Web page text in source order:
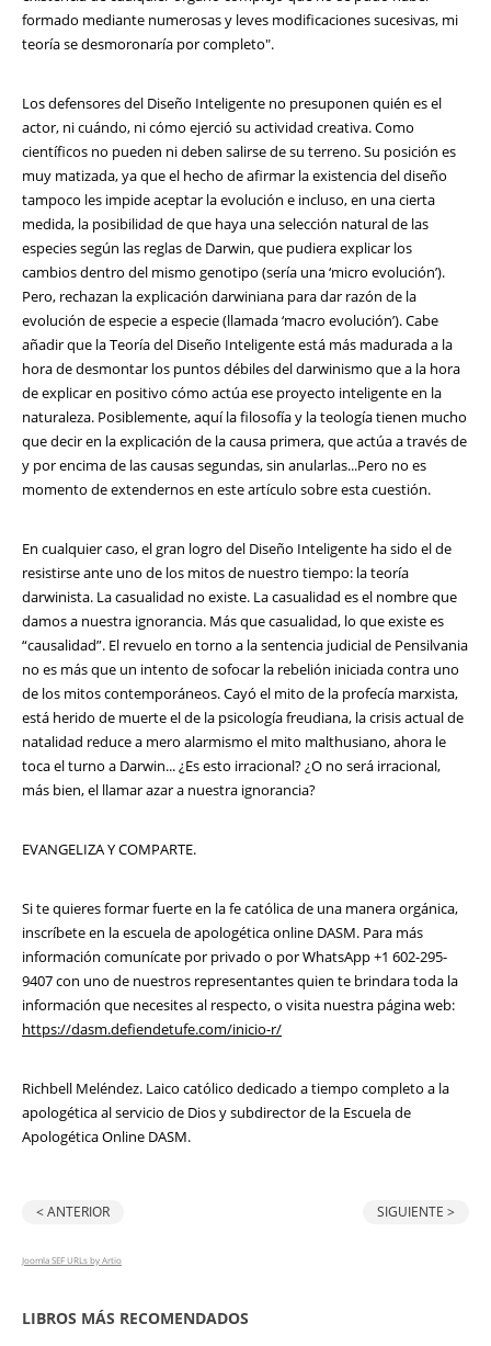
formado mediante numerosas y leves modificaciones sucesivas, mi
teoría se desmoronaría por completo".
Los defensores del Diseño Inteligente no presuponen quién es el
actor, ni cuándo, ni cómo ejerció su actividad creativa. Como
científicos no pueden ni deben salirse de su terreno. Su posición es
muy matizada, ya que el hecho de afirmar la existencia del diseño
tampoco les impide aceptar la evolución e incluso, en una cierta
medida, la posibilidad de que haya una selección natural de las
especies según las reglas de Darwin, que pudiera explicar los
cambios dentro del mismo genotipo (sería una ‘micro evolución’).
Pero, rechazan la explicación darwiniana para dar razón de la
evolución de especie a especie (llamada ‘macro evolución’). Cabe
añadir que la Teoría del Diseño Inteligente está más madurada a la
hora de desmontar los puntos débiles del darwinismo que a la hora
de explicar en positivo cómo actúa ese proyecto inteligente en la
naturaleza. Posiblemente, aquí la filosofía y la teología tienen mucho
que decir en la explicación de la causa primera, que actúa a través de
y por encima de las causas segundas, sin anularlas...Pero no es
momento de extendernos en este artículo sobre esta cuestión.
En cualquier caso, el gran logro del Diseño Inteligente ha sido el de
resistirse ante uno de los mitos de nuestro tiempo: la teoría
darwinista. La casualidad no existe. La casualidad es el nombre que
damos a nuestra ignorancia. Más que casualidad, lo que existe es
“causalidad”. El revuelo en torno a la sentencia judicial de Pensilvania
no es más que un intento de sofocar la rebelión iniciada contra uno
de los mitos contemporáneos. Cayó el mito de la profecía marxista,
está herido de muerte el de la psicología freudiana, la crisis actual de
natalidad reduce a mero alarmismo el mito malthusiano, ahora le
toca el turno a Darwin... ¿Es esto irracional? ¿O no será irracional,
más bien, el llamar azar a nuestra ignorancia?
EVANGELIZA Y COMPARTE.
Si te quieres formar fuerte en la fe católica de una manera orgánica,
inscríbete en la escuela de apologética online DASM. Para más
información comunícate por privado o por WhatsApp +1 602-295-
9407 con uno de nuestros representantes quien te brindara toda la
información que necesites al respecto, o visita nuestra página web:
https://dasm.defiendetufe.com/inicio-r/
Richbell Meléndez. Laico católico dedicado a tiempo completo a la
apologética al servicio de Dios y subdirector de la Escuela de
Apologética Online DASM.
< ANTERIOR SIGUIENTE >
Joomla SEF URLs by Artio
LIBROS MÁS RECOMENDADOS